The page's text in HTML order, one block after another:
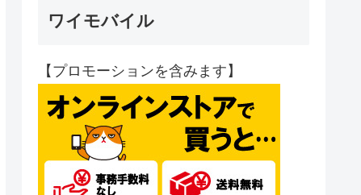
ワイモバイル
【プロモーションを含みます】